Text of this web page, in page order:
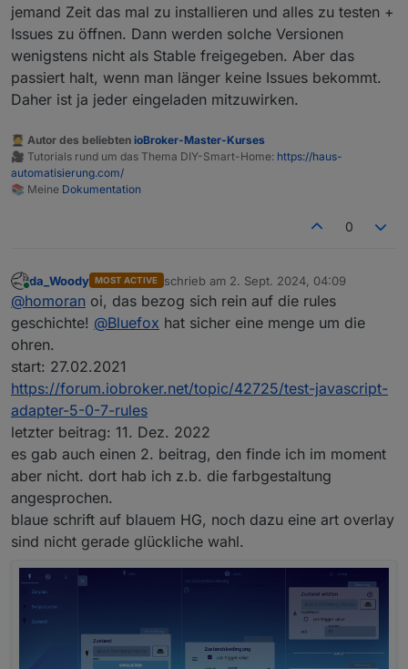
jemand Zeit das mal zu installieren und alles zu testen +
Issues zu öffnen. Dann werden solche Versionen
wenigstens nicht als Stable freigegeben. Aber das
passiert halt, wenn man länger keine Issues bekommt.
Daher ist ja jeder eingeladen mitzuwirken.
🧑‍🎓 Autor des beliebten ioBroker-Master-Kurses
🎥 Tutorials rund um das Thema DIY-Smart-Home: https://haus-
automatisierung.com/
📚 Meine Dokumentation
0
Online
da_Woody MOST ACTIVE schrieb am 2. Sept. 2024, 04:09
zuletzt editiert von
@homoran oi, das bezog sich rein auf die rules
geschichte! @Bluefox hat sicher eine menge um die
ohren.
start: 27.02.2021
https://forum.iobroker.net/topic/42725/test-javascript-
adapter-5-0-7-rules
letzter beitrag: 11. Dez. 2022
es gab auch einen 2. beitrag, den finde ich im moment
aber nicht. dort hab ich z.b. die farbgestaltung
angesprochen.
blaue schrift auf blauem HG, noch dazu eine art overlay
sind nicht gerade glückliche wahl.